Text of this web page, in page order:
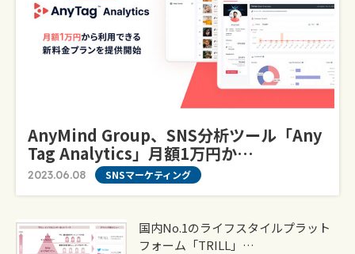
AnyMind Group、SNS分析ツール「Any
Tag Analytics」月額1万円か…
2023.06.08 SNSマーケティング
国内No.1のライフスタイルプラット
フォーム「TRILL」…